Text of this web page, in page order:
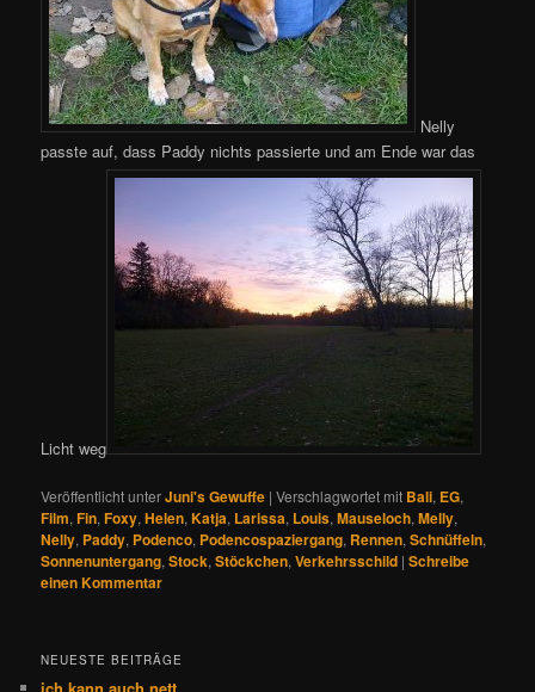
Nelly
passte auf, dass Paddy nichts passierte und am Ende war das
Licht weg
Veröffentlicht unterJuni's Gewuffe |Verschlagwortet mit Bali, EG,
Film,Fin,Foxy,Helen,Katja, Larissa, Louis,Mauseloch,Melly,
Nelly, Paddy, Podenco, Podencospaziergang, Rennen,Schnüffeln,
Sonnenuntergang,Stock,Stöckchen,Verkehrsschild |Schreibe
einen Kommentar
NEUESTE BEITRÄGE